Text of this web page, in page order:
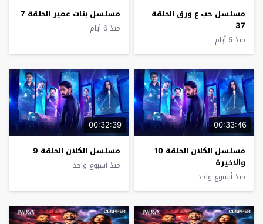
مسلسل حب ع ورق الحلقة
37
منذ 5 أيام
مسلسل بنات عمير الحلقة 7
منذ 6 أيام
00:33:46
مسلسل الكلان الحلقة 10
والاخيرة
منذ أسبوع واحد
00:32:39
مسلسل الكلان الحلقة 9
منذ أسبوع واحد